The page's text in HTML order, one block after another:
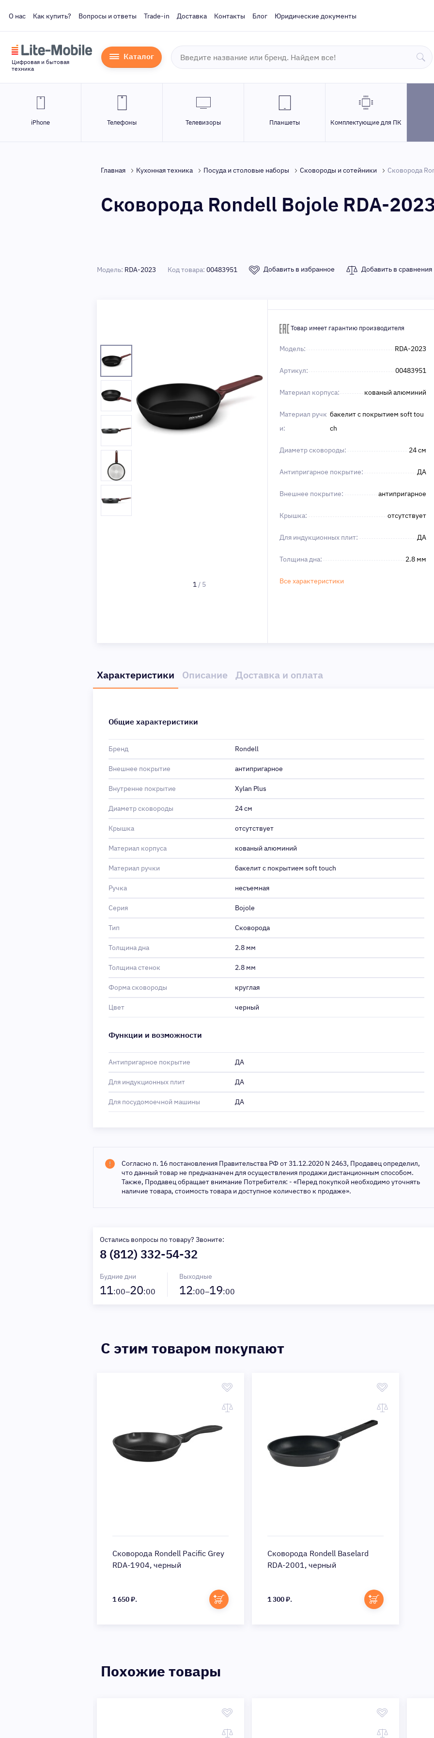
О нас Как купить? Вопросы и ответы Trade-in Доставка Контакты Блог Юридические документы
Цифровая и бытовая
техника
Каталог
iPhone Телефоны Телевизоры Планшеты Комплектующие для ПК
Главная Кухонная техника Посуда и столовые наборы Сковороды и сотейники Сковорода
Сковорода Rondell Bojole RDA-
Модель: RDA-2023 Код товара: 00483951 Добавить в избранное Добавить в сравнения
1/ 5
Товар имеет гарантию производителя
Модель: RDA-2023
Артикул: 00483951
Материал корпуса: кованый алюминий
Материал ручк
и:
бакелит с покрытием soft tou
ch
Диаметр сковороды: 24 см
Антипригарное покрытие: ДА
Внешнее покрытие: антипригарное
Крышка: отсутствует
Для индукционных плит: ДА
Толщина дна: 2.8 мм
Все характеристики
Характеристики Описание Доставка и оплата
Общие характеристики
Бренд Rondell
Внешнее покрытие антипригарное
Внутренне покрытие Xylan Plus
Диаметр сковороды 24 см
Крышка отсутствует
Материал корпуса кованый алюминий
Материал ручки бакелит с покрытием soft touch
Ручка несъемная
Серия Bojole
Тип Сковорода
Толщина дна 2.8 мм
Толщина стенок 2.8 мм
Форма сковороды круглая
Цвет черный
Функции и возможности
Антипригарное покрытие ДА
Для индукционных плит ДА
Для посудомоечной машины ДА
Согласно п. 16 постановления Правительства РФ от 31.12.2020 N 2463, Продавец определил,
что данный товар не предназначен для осуществления продажи дистанционным способом.
Также, Продавец обращает внимание Потребителя: - «Перед покупкой необходимо уточнять
наличие товара, стоимость товара и доступное количество к продаже».
Остались вопросы по товару? Звоните:
8 (812) 332-54-32
Будние дни
11:00–20:00
Выходные
12:00–19:00
C этим товаром покупают
Сковорода Rondell Pacific Grey
RDA-1904, черный
1 650 ₽.
Сковорода Rondell Baselard
RDA-2001, черный
1 300 ₽.
Похожие товары